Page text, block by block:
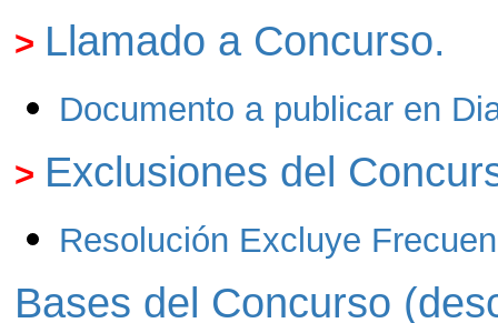
> Llamado a Concurso.
Documento a publicar en
> Exclusiones del
Resolución Excluye
Bases del Concurso